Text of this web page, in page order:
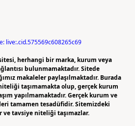
live:.cid.575569c608265c69
herhangi bir marka, kurum veya
bulunmamaktadır. Sitede
makaleler paylaşılmaktadır. Burada
taşımamakta olup, gerçek kurum
yapılmamaktadır. Gerçek kurum ve
tamamen tesadüfidir. Sitemizdeki
tavsiye niteliği taşımazlar.